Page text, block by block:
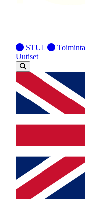
STUL Toiminta
Uutiset